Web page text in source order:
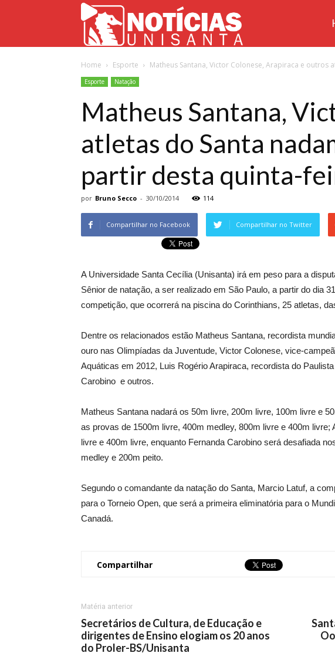
Unisanta
Home Esporte Matheus Santana, Victor Colonese, Arapiraca e outros
Esporte Natação
Matheus Santana,
atletas do Santa
partir desta quinta-
por Bruno Secco - 30/10/2014 114
Compartilhar no Facebook Compartilhar no Twitter
A Universidade Santa Cecília (Unisanta) irá em peso para a
Sênior de natação, a ser realizado em São Paulo, a partir do dia
competição, que ocorrerá na piscina do Corinthians, 25 atletas,
Dentre os relacionados estão Matheus Santana, recordista
ouro nas Olimpíadas da Juventude, Victor Colonese, vice-
Aquáticas em 2012, Luis Rogério Arapiraca, recordista do
Carobino e outros.
Matheus Santana nadará os 50m livre, 200m livre, 100m livre e
as provas de 1500m livre, 400m medley, 800m livre e 400m livre;
livre e 400m livre, enquanto Fernanda Carobino será desafiada
medley e 200m peito.
Segundo o comandante da natação do Santa, Marcio Latuf, a
para o Torneio Open, que será a primeira eliminatória para o
Canadá.
Compartilhar
Matéria anterior
Secretários de Cultura, de Educação e
dirigentes de Ensino elogiam os 20 anos
do Proler-BS/Unisanta